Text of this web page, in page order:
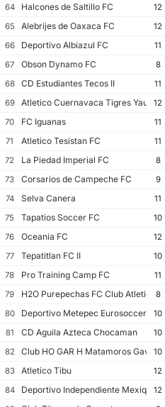
64
Halcones de Saltillo FC 12
65
Alebrijes de Oaxaca FC 12
66
Deportivo Albiazul FC 11
67
Obson Dynamo FC 8
68
CD Estudiantes Tecos II 11
69
Atletico Cuernavaca Tigres Yautepec
12
70
FC Iguanas 11
71
Atletico Tesistan FC 11
72
La Piedad Imperial FC 8
73
Corsarios de Campeche FC 9
74
Selva Canera 11
75
Tapatios Soccer FC 10
76
Oceania FC 12
77
Tepatitlan FC II 10
78
Pro Training Camp FC 11
79
H2O Purepechas FC Club Atletico8
80
Deportivo Metepec Eurosoccer FC
10
81
CD Aguila Azteca Chocaman 10
82
Club HO GAR H Matamoros 10
83
Atletico Tibu 12
84
Deportivo Independiente Mexiquense
12